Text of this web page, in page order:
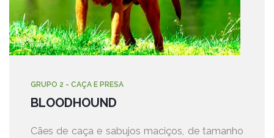
GRUPO 2 - CAÇA E PRESA
BLOODHOUND
Cães de caça e sabujos maciços, de tamanho